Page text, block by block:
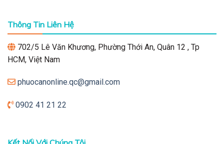
Thông Tin Liên Hệ
702/5 Lê Văn Khương, Phường Thới An, Quân 12 , Tp
HCM, Việt Nam
phuocanonline.qc@gmail.com
0902 41 21 22